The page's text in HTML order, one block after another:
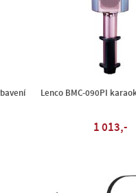
Lenco BMC-090PI
1 013,-